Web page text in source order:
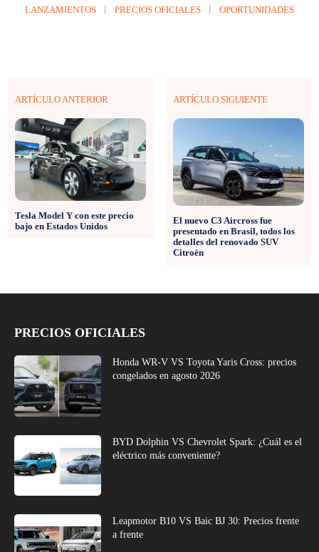
LANZAMIENTOS PRECIOS OFICIALES OPORTUNIDADES
ARTÍCULO ANTERIOR
Tesla Model Y con este precio
bajo en Estados Unidos
ARTÍCULO SIGUIENTE
El nuevo C3 Aircross fue
presentado en Brasil, todos los
detalles del renovado SUV
Citroën
PRECIOS OFICIALES
Honda WR-V VS Toyota Yaris Cross: precios
congelados en agosto 2026
BYD Dolphin VS Chevrolet Spark: ¿Cuál es el
eléctrico más conveniente?
Leapmotor B10 VS Baic BJ 30: Precios frente
a frente